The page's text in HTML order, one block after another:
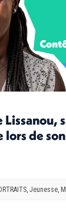
lors de
, Jeunesse,